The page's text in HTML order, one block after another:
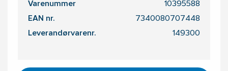
Varenummer 10395588
EAN nr. 7340080707448
Leverandørvarenr. 149300